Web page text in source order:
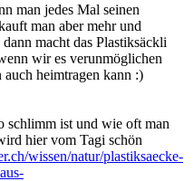
man jedes Mal seinen
man aber mehr und
macht das Plastiksäckli
wir es verunmöglichen
auch heimtragen kann :)
schlimm ist und wie oft man
hier vom Tagi schön
wissen/natur/plastiksaecke-